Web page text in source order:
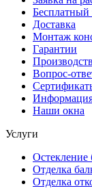
Бесплатный
Доставка
Монтаж
Гарантии
Вопрос-
Наши окна
Услуги
Остекление
Отделка
Отделка